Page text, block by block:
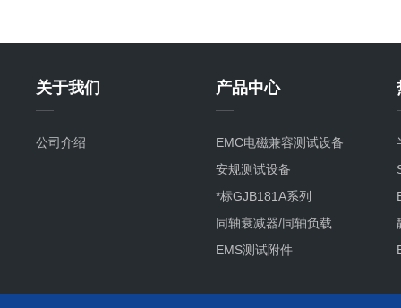
关于我们
公司介绍
产品中心
EMC电磁兼容测试设备
安规测试设备
*标GJB181A系列
同轴衰减器/同轴负载
EMS测试附件